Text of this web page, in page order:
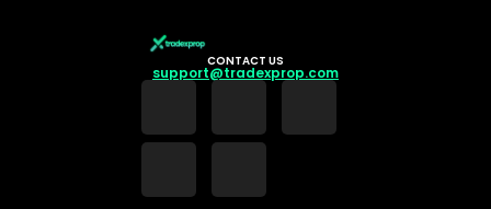
CONTACT US
support@tradexprop.com